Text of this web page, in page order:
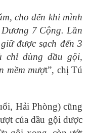
cho đến khi mình
7 Cộng. Lần
được sạch đến 3
chỉ dùng dầu gội,
mềm mượt”, chị Tú
Hải Phòng) cũng
của dầu gội dược